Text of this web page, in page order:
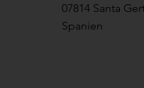
07814 Santa
Spanien